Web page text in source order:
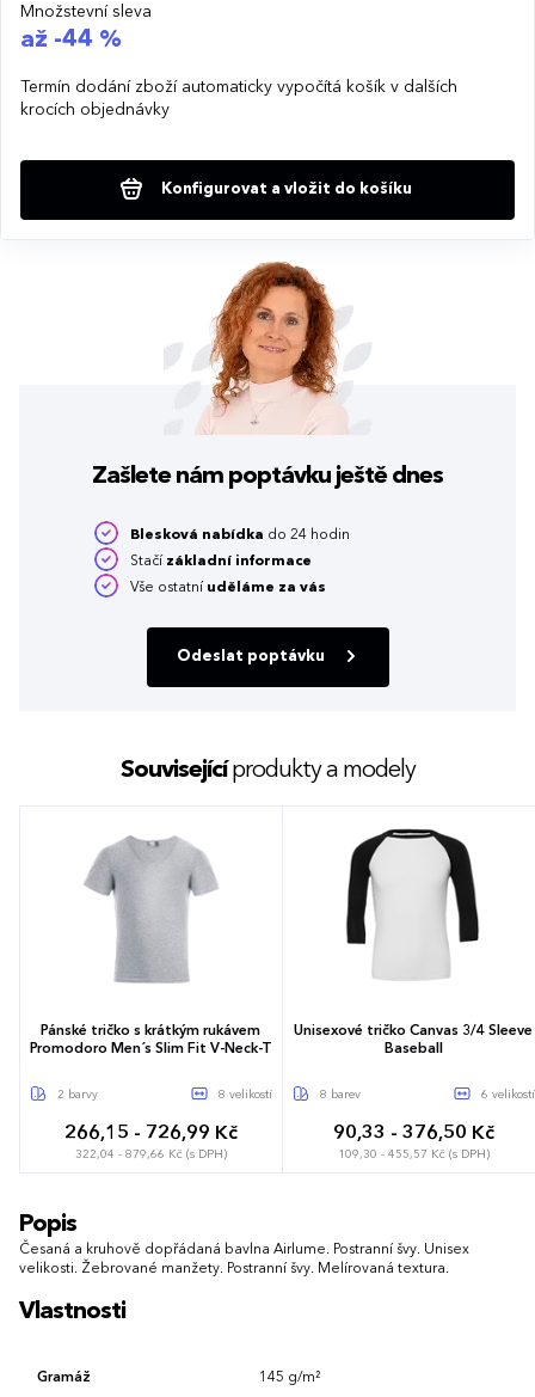
Množstevní sleva
až -44 %
Termín dodání zboží automaticky vypočítá košík v dalších
krocích objednávky
Konfigurovat a vložit do košíku
Zašlete nám poptávku ještě dnes
Blesková nabídka do 24 hodin
Stačí základní informace
Vše ostatní uděláme za vás
Odeslat poptávku
Souvisejícíprodukty a modely
Pánské tričko s krátkým rukávem
Promodoro Men´s Slim Fit V-Neck-T
2 barvy 8 velikostí
266,15 - 726,99 Kč
322,04 - 879,66 Kč (s DPH)
S
Unisexové tričko Canvas 3/4 Sleeve
Baseball
8 barev 6 velikostí
90,33 - 376,50 Kč
109,30 - 455,57 Kč (s DPH)
Popis
Česaná a kruhově dopřádaná bavlna Airlume. Postranní švy. Unisex
velikosti. Žebrované manžety. Postranní švy. Melírovaná textura.
Vlastnosti
Gramáž 145 g/m²